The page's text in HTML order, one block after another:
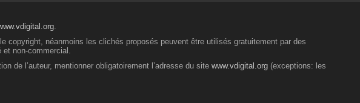
copyright, néanmoins les clichés proposés peuvent être utilisés gratuitement par des
non-commercial.
de l’auteur, mentionner obligatoirement l’adresse du site www.vdigital.org (exceptions: les